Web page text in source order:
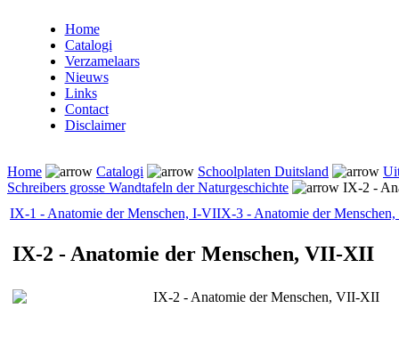
Home
Catalogi
Verzamelaars
Nieuws
Links
Contact
Disclaimer
Home Catalogi Schoolplaten Duitsland
Schreibers grosse Wandtafeln der Naturgeschichte
IX-2 -
IX-1 - Anatomie der Menschen, I-VIIX-3 - Anatomie der
IX-2 - Anatomie der Menschen, VII-XII
IX-2 - Anatomie der Menschen, VII-XII